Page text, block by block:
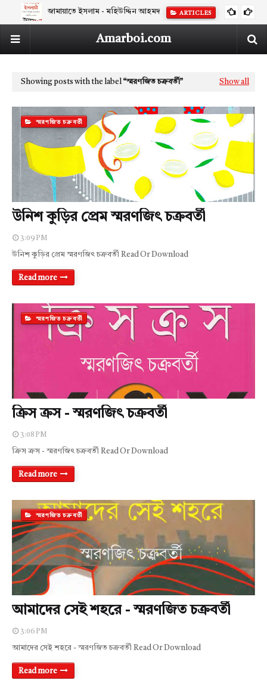
জামায়াতে ইসলাম - মহিউদ্দিন আহমদ ARTICLES
Amarboi.com
Showing posts with the label স্মরণজিত চক্রবর্তী Show all
স্মরণজিত চক্রবর্তী
উনিশ কুড়ির প্রেম স্মরণজিৎ চক্রবর্তী
3:09 PM
উনিশ কুড়ির প্রেম স্মরণজিৎ চক্রবর্তী Read Or Download
Read more
স্মরণজিত চক্রবর্তী
ক্রিস ক্রস - স্মরণজিৎ চক্রবর্তী
3:08 PM
ক্রিস ক্রস - স্মরণজিৎ চক্রবর্তী Read Or Download
Read more
স্মরণজিত চক্রবর্তী
আমাদের সেই শহরে - স্মরণজিত চক্রবর্তী
3:06 PM
আমাদের সেই শহরে - স্মরণজিত চক্রবর্তী Read Or Download
Read more